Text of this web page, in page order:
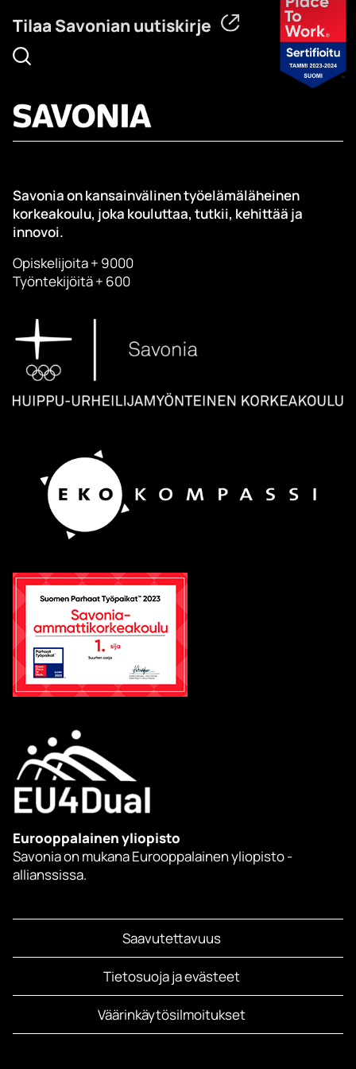
Tilaa Savonian uutiskirje
Savonia on kansainvälinen työelämäläheinen
korkeakoulu, joka kouluttaa, tutkii, kehittää ja
innovoi.
Opiskelijoita + 9000
Työntekijöitä + 600
Eurooppalainen yliopisto
Savonia on mukana Eurooppalainen yliopisto -
allianssissa.
Saavutettavuus
Tietosuoja ja evästeet
Väärinkäytösilmoitukset